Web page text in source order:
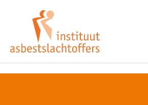
Heeft u Mesothelioom?
Heeft u Asbestose?